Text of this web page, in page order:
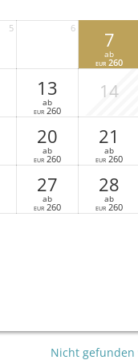
5 6 7
ab
EUR 260
13
ab
EUR 260
14
20
ab
EUR 260
21
ab
EUR 260
27
ab
EUR 260
28
ab
EUR 260
Nicht gefunden